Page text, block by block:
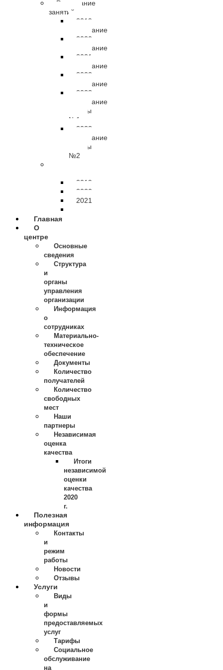
Расписание
занятий
2019
расписание
2020
расписание
2021
расписание
2022
расписание
2023
расписание
группы
№1
2023
расписание
группы
№2
2019
2020
2021
Главная
О
центре
Основные
сведения
Структура
и
органы
управления
организации
Информация
о
сотрудниках
Материально-
техническое
обеспечение
Документы
Количество
получателей
Количество
свободных
мест
Наши
партнеры
Независимая
оценка
качества
Итоги
независимой
оценки
качества
2020
г.
Полезная
информация
Контакты
и
режим
работы
Новости
Отзывы
Услуги
Виды
и
формы
предоставляемых
услуг
Тарифы
Социальное
обслуживание
на